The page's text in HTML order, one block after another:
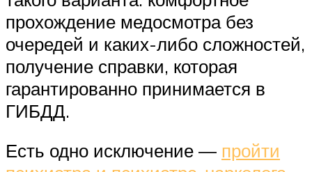
прохождение медосмотра без
очередей и каких-либо сложностей,
получение справки, которая
гарантированно принимается в
ГИБДД.
Есть одно исключение — пройти